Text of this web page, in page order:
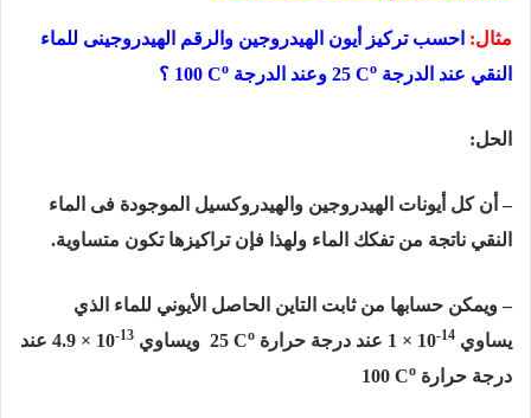
مثال: احسب تركيز أيون الهيدروجين والرقم الهيدروجينى للماء
النقي عند الدرجة
25 Co وعند الدرجة 100 Co ؟
الحل:
– أن كل أيونات الهيدروجين والهيدروكسيل الموجودة فى الماء
النقي ناتجة من تفكك الماء ولهذا فإن تراكيزها تكون متساوية.
– ويمكن حسابها من ثابت التاين الحاصل الأيوني للماء الذي
يساوي
1 × 10-14 عند درجة حرارة 25 Co ويساوي 4.9 × 10-13
عند
درجة حرارة
100 Co